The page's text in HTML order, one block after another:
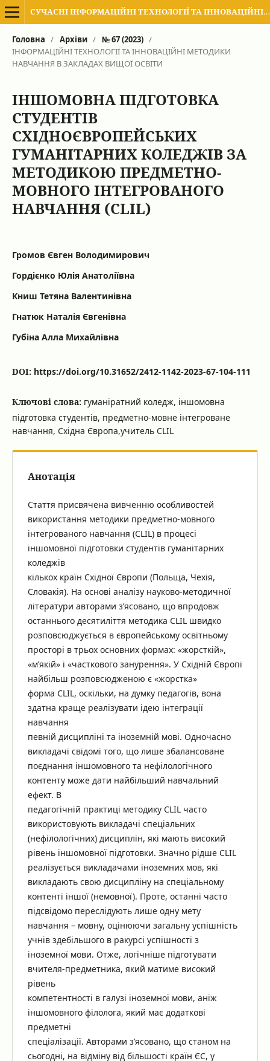
СУЧАСНІ ІНФОРМАЦІЙНІ ТЕХНОЛОГІЇ ТА ІННОВАЦІЙНІ МЕТОДИКИ НАВЧАННЯ В ПІДГОТОВЦІ ФАХІВЦІВ: МЕТОДОЛОГІЯ, ТЕОРІЯ, ДОСВІД, ПРОБЛЕМИ
Головна / Архіви / № 67 (2023) /
ІНФОРМАЦІЙНІ ТЕХНОЛОГІЇ ТА ІННОВАЦІЙНІ МЕТОДИКИ
НАВЧАННЯ В ЗАКЛАДАХ ВИЩОЇ ОСВІТИ
ІНШОМОВНА ПІДГОТОВКА
СТУДЕНТІВ
СХІДНОЄВРОПЕЙСЬКИХ
ГУМАНІТАРНИХ КОЛЕДЖІВ ЗА
МЕТОДИКОЮ ПРЕДМЕТНО-
МОВНОГО ІНТЕГРОВАНОГО
НАВЧАННЯ (CLIL)
Громов Євген Володимирович
Гордієнко Юлія Анатоліївна
Книш Тетяна Валентинівна
Гнатюк Наталія Євгенівна
Губіна Алла Михайлівна
DOI: https://doi.org/10.31652/2412-1142-2023-67-104-111
Ключові слова: гуманіратний коледж, іншомовна
підготовка студентів, предметно-мовне інтегроване
навчання, Східна Європа,учитель CLIL
Анотація
Стаття присвячена вивченню особливостей
використання методики предметно-мовного
інтегрованого навчання (CLIL) в процесі
іншомовної підготовки студентів гуманітарних
коледжів
кількох країн Східної Європи (Польща, Чехія,
Словакія). На основі аналізу науково-методичної
літератури авторами з’ясовано, що впродовж
останнього десятиліття методика CLIL швидко
розповсюджується в європейському освітньому
просторі в трьох основних формах: «жорсткій»,
«м’якій» і «часткового занурення». У Східній Європі
найбільш розповсюдженою є «жорстка»
форма CLIL, оскільки, на думку педагогів, вона
здатна краще реалізувати ідею інтеграції
навчання
певній дисципліні та іноземній мові. Одночасно
викладачі свідомі того, що лише збалансоване
поєднання іншомовного та нефілологічного
контенту може дати найбільший навчальний
ефект. В
педагогічній практиці методику CLIL часто
використовують викладачі спеціальних
(нефілологічних) дисциплін, які мають високий
рівень іншомовної підготовки. Значно рідше CLIL
реалізується викладачами іноземних мов, які
викладають свою дисципліну на спеціальному
контенті іншої (немовної). Проте, останні часто
підсвідомо переслідують лише одну мету
навчання – мовну, оцінюючи загальну успішність
учнів здебільшого в ракурсі успішності з
іноземної мови. Отже, логічніше підготувати
вчителя-предметника, який матиме високий
рівень
компетентності в галузі іноземної мови, аніж
іншомовного філолога, який має додаткові
предметні
спеціалізації. Авторами з’ясовано, що станом на
сьогодні, на відміну від більшості країн ЄС, у